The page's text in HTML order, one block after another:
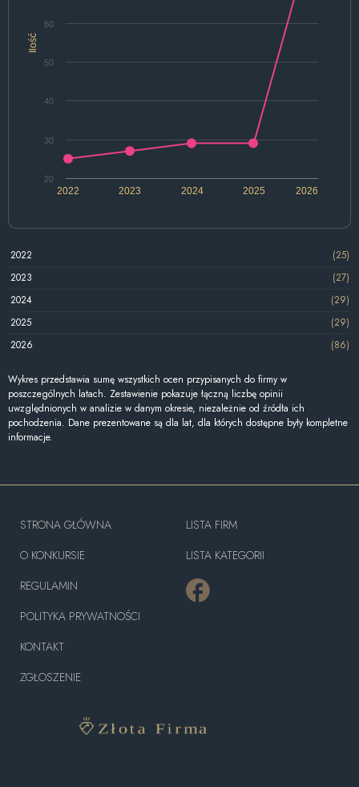
Ilość
2022 2024 2026
2023 2025
20
30
40
50
60
2022
(25)
2023
(27)
2024
(29)
2025
(29)
2026
(86)
Wykres przedstawia sumę wszystkich ocen przypisanych do firmy w
poszczególnych latach. Zestawienie pokazuje łączną liczbę opinii
uwzględnionych w analizie w danym okresie, niezależnie od źródła ich
pochodzenia. Dane prezentowane są dla lat, dla których dostępne były kompletne
informacje.
STRONA GŁÓWNA
O KONKURSIE
REGULAMIN
POLITYKA PRYWATNOŚCI
KONTAKT
ZGŁOSZENIE
LISTA FIRM
LISTA KATEGORII